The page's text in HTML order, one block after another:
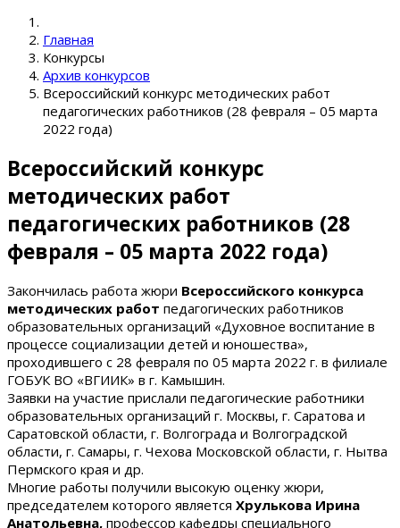
Главная
Конкурсы
Архив конкурсов
Всероссийский конкурс методических работ
педагогических работников (28 февраля – 05 марта
2022 года)
Всероссийский конкурс
методических работ
педагогических работников (28
февраля – 05 марта 2022 года)
Закончилась работа жюри Всероссийского конкурса
методических работ педагогических работников
образовательных организаций «Духовное воспитание в
процессе социализации детей и юношества»,
проходившего с 28 февраля по 05 марта 2022 г. в филиале
ГОБУК ВО «ВГИИК» в г. Камышин.
Заявки на участие прислали педагогические работники
образовательных организаций г. Москвы, г. Саратова и
Саратовской области, г. Волгограда и Волгоградской
области, г. Самары, г. Чехова Московской области, г. Нытва
Пермского края и др.
Многие работы получили высокую оценку жюри,
председателем которого является Хрулькова Ирина
Анатольевна, профессор кафедры специального